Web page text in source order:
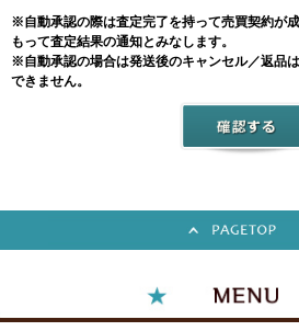
※自動承認の際は査定完了を持って売買契約が
もって査定結果の通知とみなします。
※自動承認の場合は発送後のキャンセル／返品
できません。